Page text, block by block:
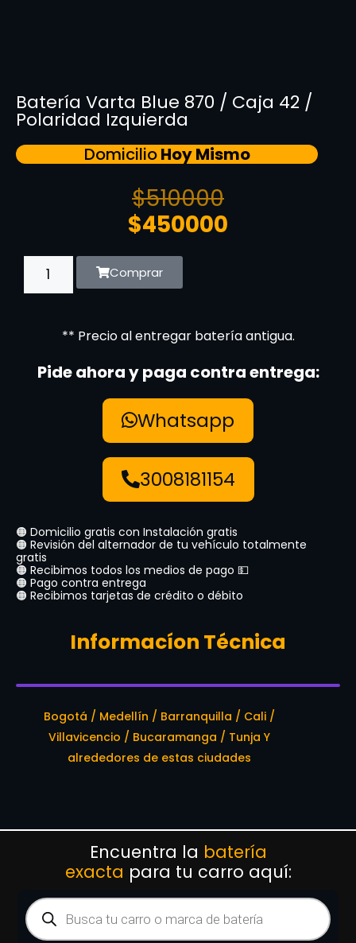
Batería Varta Blue 870 / Caja 42 /
Polaridad Izquierda
DomicilioHoy Mismo
$510000
$450000
Comprar
** Precio al entregar batería antigua.
Pide ahora y paga contra entrega:
Whatsapp
3008181154
🟠 Domicilio gratis con Instalación gratis
🟠 Revisión del alternador de tu vehículo totalmente
gratis
🟠 Recibimos todos los medios de pago 💵
🟠 Pago contra entrega
🟠 Recibimos tarjetas de crédito o débito
Informacíon Técnica
Bogotá / Medellín / Barranquilla / Cali /
Villavicencio / Bucaramanga / Tunja Y
alrededores de estas ciudades
Encuentra la batería
exacta para tu carro aquí: